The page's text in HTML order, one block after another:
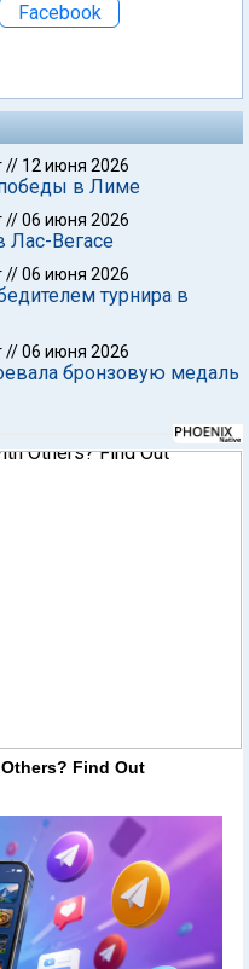
Facebook
// 12 июня 2026
в Лиме
//06 июня 2026
Лас-Вегасе
//06 июня 2026
турнира в
//06 июня 2026
бронзовую медаль
Find Out